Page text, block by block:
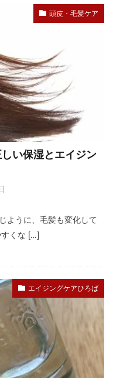
頭皮・毛髪ケア
い保湿とエイジン
ように、毛髪も変化して
くな […]
エイジングケアひろば